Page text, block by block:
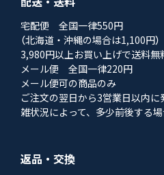
宅配便 全国一律550円
（北海道・沖縄の場合は1,100円）
3,980円以上お買い上げで送料無
メール便 全国一律220円
メール便可の商品のみ
ご注文の翌日から3営業日以内
雑状況によって、多少前後する場
返品・交換